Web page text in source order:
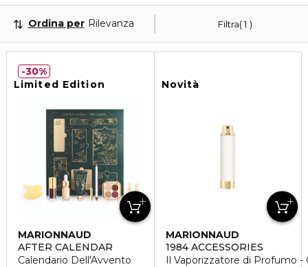
Filtra 1
Ordina per Rilevanza
Limited Edition
MARIONNAUD
AFTER CALENDAR
Calendario Dell'Avvento
30%
Novità
MARIONNAUD
1984 ACCESSORIES
Il Vaporizzatore di Profumo -